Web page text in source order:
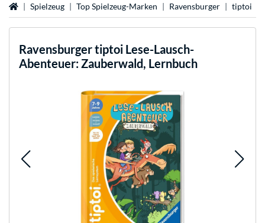
StartseiteSpielzeug Top Spielzeug-Marken Ravensburger tiptoi
Ravensburgertiptoi Lese-Lausch-
Abenteuer: Zauberwald, Lernbuch